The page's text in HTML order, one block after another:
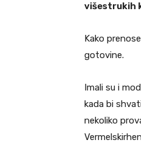
višestrukih
Kako
gotovine.
Imali su i
kada bi
nekoliko